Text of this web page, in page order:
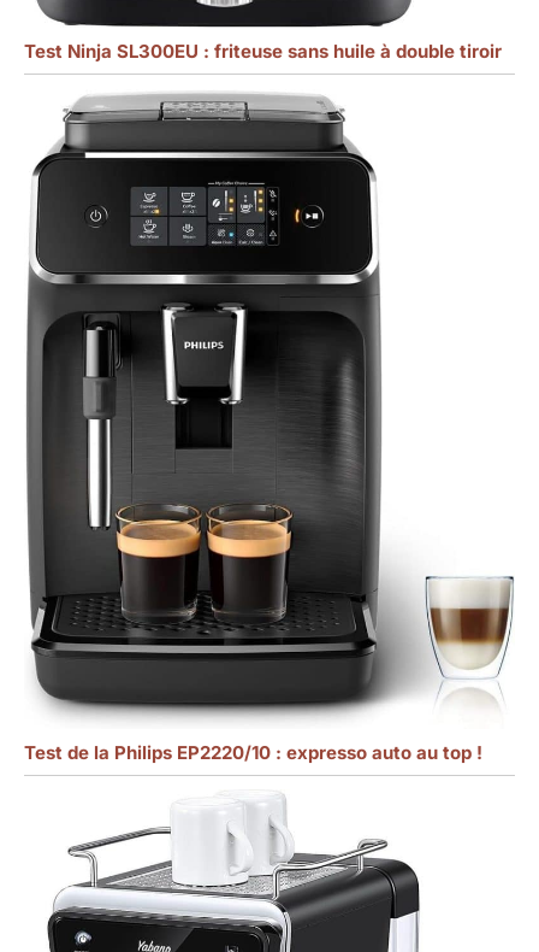
Test Ninja SL300EU : friteuse sans huile à double tiroir
Test de la Philips EP2220/10 : expresso auto au top !